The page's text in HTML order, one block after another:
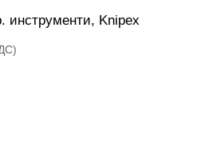
инструменти, Knipex